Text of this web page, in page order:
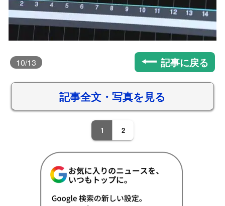
10/13 記事に戻る
記事全文・写真を見る
1 2